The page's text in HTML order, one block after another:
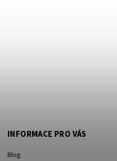
INFORMACE PRO VÁS
Blog